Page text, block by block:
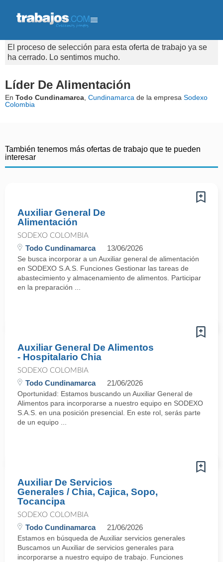
El proceso de selección para esta oferta de trabajo ya se
ha cerrado. Lo sentimos mucho.
Líder De Alimentación
En Todo Cundinamarca Cundinamarca de la empresa Sodexo
Colombia
También tenemos más ofertas de trabajo que te pueden
interesar
Auxiliar General De
Alimentación
SODEXO COLOMBIA
Todo Cundinamarca 13/06/2026
Se busca incorporar a un Auxiliar general de alimentación
en SODEXO S.A.S. Funciones Gestionar las tareas de
abastecimiento y almacenamiento de alimentos. Participar
en la preparación ...
Auxiliar General De Alimentos
- Hospitalario Chia
SODEXO COLOMBIA
Todo Cundinamarca 21/06/2026
Oportunidad: Estamos buscando un Auxiliar General de
Alimentos para incorporarse a nuestro equipo en SODEXO
S.A.S. en una posición presencial. En este rol, serás parte
de un equipo ...
Auxiliar De Servicios
Generales / Chia, Cajica, Sopo,
Tocancipa
SODEXO COLOMBIA
Todo Cundinamarca 21/06/2026
Estamos en búsqueda de Auxiliar servicios generales
Buscamos un Auxiliar de servicios generales para
incorporarse a nuestro equipo de trabajo. Funciones